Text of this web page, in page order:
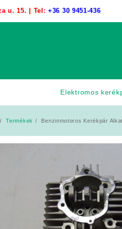
u. 15. | Tel:+36 30 9451-436
Elektromos
Termékek Benzinmotoros Kerékpár